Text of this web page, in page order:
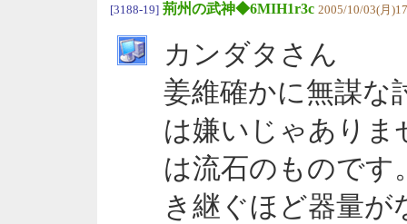
[3188-19] 荊州の武神◆6MIH1r3c 2005/10/03(月
カンダタさん
姜維確かに無謀な
は嫌いじゃありま
は流石のものです
き継ぐほど器量